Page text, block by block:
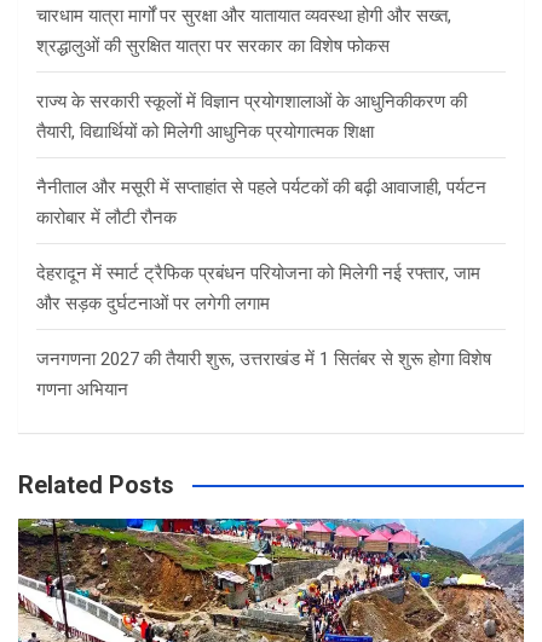
चारधाम यात्रा मार्गों पर सुरक्षा और यातायात व्यवस्था होगी और सख्त,
श्रद्धालुओं की सुरक्षित यात्रा पर सरकार का विशेष फोकस
राज्य के सरकारी स्कूलों में विज्ञान प्रयोगशालाओं के आधुनिकीकरण की
तैयारी, विद्यार्थियों को मिलेगी आधुनिक प्रयोगात्मक शिक्षा
नैनीताल और मसूरी में सप्ताहांत से पहले पर्यटकों की बढ़ी आवाजाही, पर्यटन
कारोबार में लौटी रौनक
देहरादून में स्मार्ट ट्रैफिक प्रबंधन परियोजना को मिलेगी नई रफ्तार, जाम
और सड़क दुर्घटनाओं पर लगेगी लगाम
जनगणना 2027 की तैयारी शुरू, उत्तराखंड में 1 सितंबर से शुरू होगा विशेष
गणना अभियान
Related Posts